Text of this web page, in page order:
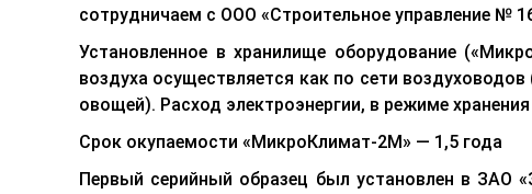
сотрудничаем с ООО «Строительное управление №
Установленное в хранилище оборудование
воздуха осуществляется как по сети
овощей). Расход электроэнергии, в режиме
Срок окупаемости «МикроКлимат-2М» — 1,5 года
Первый серийный образец был установлен в ЗАО